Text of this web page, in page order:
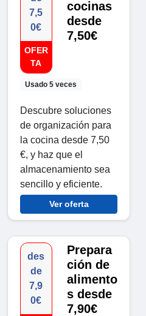
7,5
0€
OFER
TA
Usado 5 veces
cocinas
desde
7,50€
Descubre soluciones
de organización para
la cocina desde 7,50
€, y haz que el
almacenamiento sea
sencillo y eficiente.
Ver oferta
des
de
7,9
0€
Prepara
ción de
alimento
s desde
7,90€